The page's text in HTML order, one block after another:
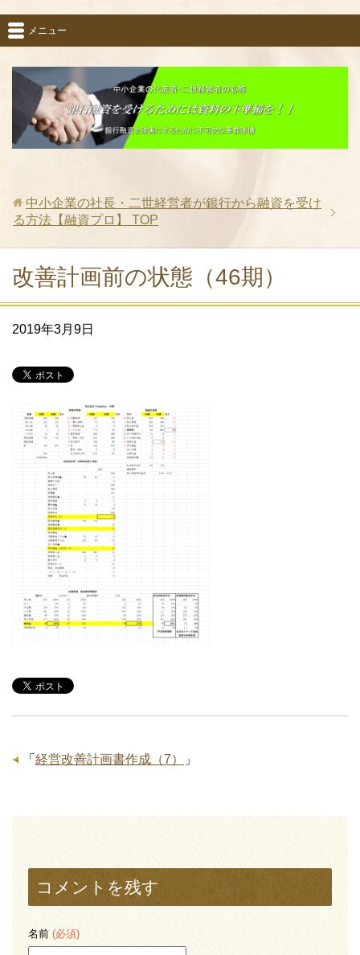
メニュー
中小企業の社長・二世経営者が銀行から融資を受け
る方法【融資プロ】
TOP
改善計画前の状態（46期）
2019年3月9日
「 経営改善計画書作成（7） 」
コメントを残す
名前 (必須)